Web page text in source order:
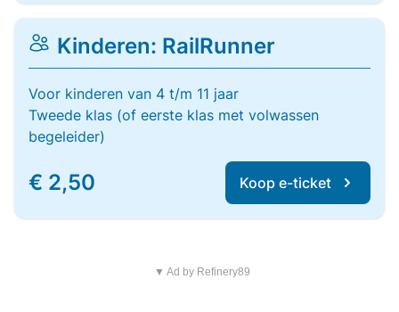
Kinderen: RailRunner
Voor kinderen van 4 t/m 11 jaar
Tweede klas (of eerste klas met volwassen
begeleider)
€ 2,50 Koop e-ticket
▼ Ad by Refinery89